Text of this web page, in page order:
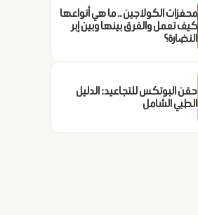
محفزات الكولاجين .. ما هي أنواعها
كيف تعمل والفرق بينها وبين إبر
النضارة؟
حقن البوتكس للتجاعيد: الدليل
الطبي الشامل